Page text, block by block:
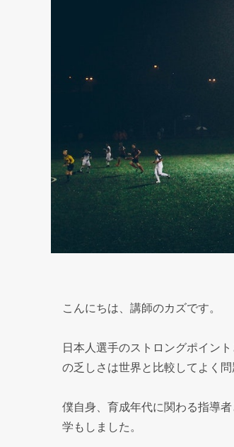
こんにちは、講師のカズです。
日本人選手のストロングポイン
の乏しさは世界と比較してよく問
僕自身、育成年代に関わる指導
学もしました。